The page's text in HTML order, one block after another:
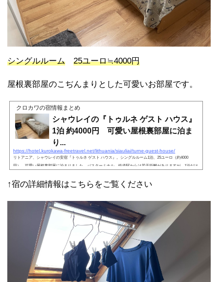
シングルルーム 25ユーロ≒4000円
屋根裏部屋のこぢんまりとした可愛いお部屋です。
クロカワの宿情報まとめ
シャウレイの『トゥルネ ゲスト ハウス』
1泊 約4000円 可愛い屋根裏部屋に泊ま
り...
https://hotel.kurokawa-freetravel.net/lithuania/siauliai/turne-guest-house/
リトアニア、シャウレイの安宿『トゥルネ ゲスト ハウス』。シングルルーム1泊、25ユーロ（約4000
円）。可愛い屋根裏部屋に泊まりました。バスターミナル、鉄道駅からは若干距離がありますが、1泊だけ
↑宿の詳細情報はこちらをご覧ください